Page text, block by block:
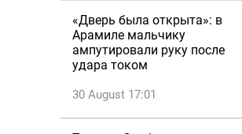
«Дверь была открыта»: в
Арамиле мальчику
ампутировали руку после
удара током
30 August 17:01